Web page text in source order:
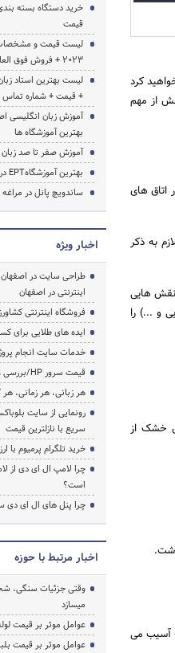
جستجو
کرد
از مهم
های
به ذکر
هایی
و ...) را
خشک از
آسیب می
خرید دستگاه بسته
قیمت
لیست قیمت و مشخصات
2023 + فروش فوق العاده
+ قیمت + شماره تماس
بهترین آموزشگاه ها
آموزش صفر تا صد زبان 2022
بهترین آموزشگاهEPT در تبریز در سال 1401
ساندویچ پانل در
اخبار ویژه
طراحی سایت در اصفهان
اینترنتی در اصفهان
فروشگاه اینترنتی
ایده های طلایی برای
خدمات سایت انجام
قیمت سرور HP/بررسی و خرید سرور اچ پی
هر زبانی، هر زمانی،
رونمایی از سایت
سریع با نازلترین قیمت
خرید تلگرام پرمیوم با
چرا لامپ ال ای دی از
است؟
چرا پنل های ال ای دی
اخبار مرتبط با حوزه
وقتی جزئیات سنگی،
میسازد
عوامل موثر بر قیمت
عوامل موثر بر قیمت